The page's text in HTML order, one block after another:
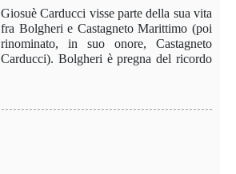
Giosuè Carducci visse parte della sua vita
fra Bolgheri e Castagneto Marittimo (poi
rinominato, in suo onore, Castagneto
Carducci). Bolgheri è pregna del ricordo